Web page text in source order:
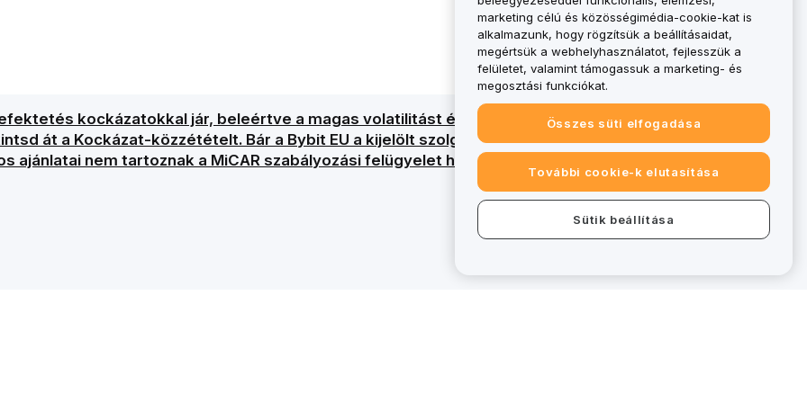
kockázatokkal jár, beleértve a magas volatilitást és a tőke teljes elvesztésének
át a Kockázat-közzétételt. Bár a Bybit EU a kijelölt szolgáltatások tekintetében MiCAR-
ajánlatai nem tartoznak a MiCAR szabályozási felügyelet hatálya alá.
marketing célú és közösségimédia-cookie-kat is
alkalmazunk, hogy rögzítsük a beállításaidat,
megértsük a webhelyhasználatot, fejlesszük a
felületet, valamint támogassuk a marketing- és
megosztási funkciókat.
Összes süti elfogadása
További cookie-k elutasítása
Sütik beállítása